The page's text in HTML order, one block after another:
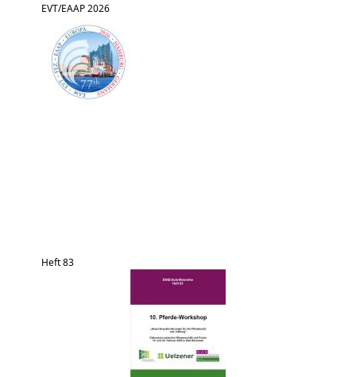
EVT/EAAP 2026
Heft 83